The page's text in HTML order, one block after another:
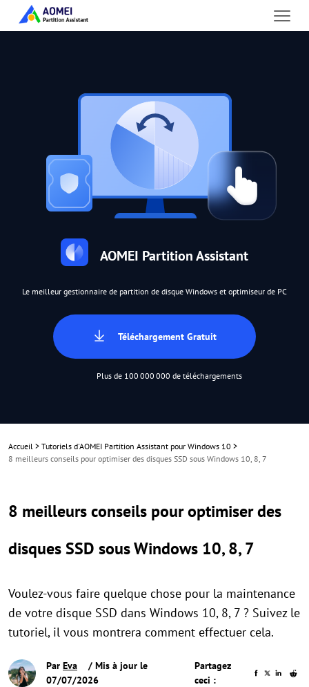
AOMEI Partition Assistant
Le meilleur gestionnaire de partition de disque Windows et optimiseur de PC
Téléchargement Gratuit
Plus de 100 000 000 de téléchargements
Accueil > Tutoriels d'AOMEI Partition Assistant pour Windows 10 >
8 meilleurs conseils pour optimiser des disques SSD sous Windows 10, 8, 7
8 meilleurs conseils pour optimiser des
disques SSD sous Windows 10, 8, 7
Voulez-vous faire quelque chose pour la maintenance
de votre disque SSD dans Windows 10, 8, 7 ? Suivez le
tutoriel, il vous montrera comment effectuer cela.
Par Eva
/ Mis à jour le
07/07/2026
Partagez
ceci :